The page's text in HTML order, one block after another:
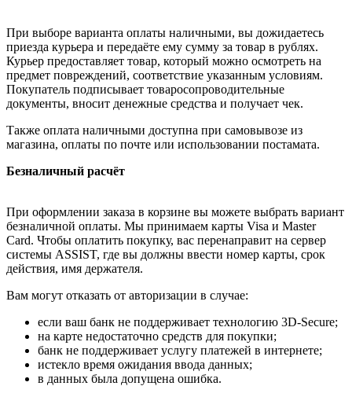
При выборе варианта оплаты наличными, вы дожидаетесь
приезда курьера и передаёте ему сумму за товар в рублях.
Курьер предоставляет товар, который можно осмотреть на
предмет повреждений, соответствие указанным условиям.
Покупатель подписывает товаросопроводительные
документы, вносит денежные средства и получает чек.
Также оплата наличными доступна при самовывозе из
магазина, оплаты по почте или использовании постамата.
Безналичный расчёт
При оформлении заказа в корзине вы можете выбрать вариант
безналичной оплаты. Мы принимаем карты Visa и Master
Card. Чтобы оплатить покупку, вас перенаправит на сервер
системы ASSIST, где вы должны ввести номер карты, срок
действия, имя держателя.
Вам могут отказать от авторизации в случае:
если ваш банк не поддерживает технологию 3D-Secure;
на карте недостаточно средств для покупки;
банк не поддерживает услугу платежей в интернете;
истекло время ожидания ввода данных;
в данных была допущена ошибка.